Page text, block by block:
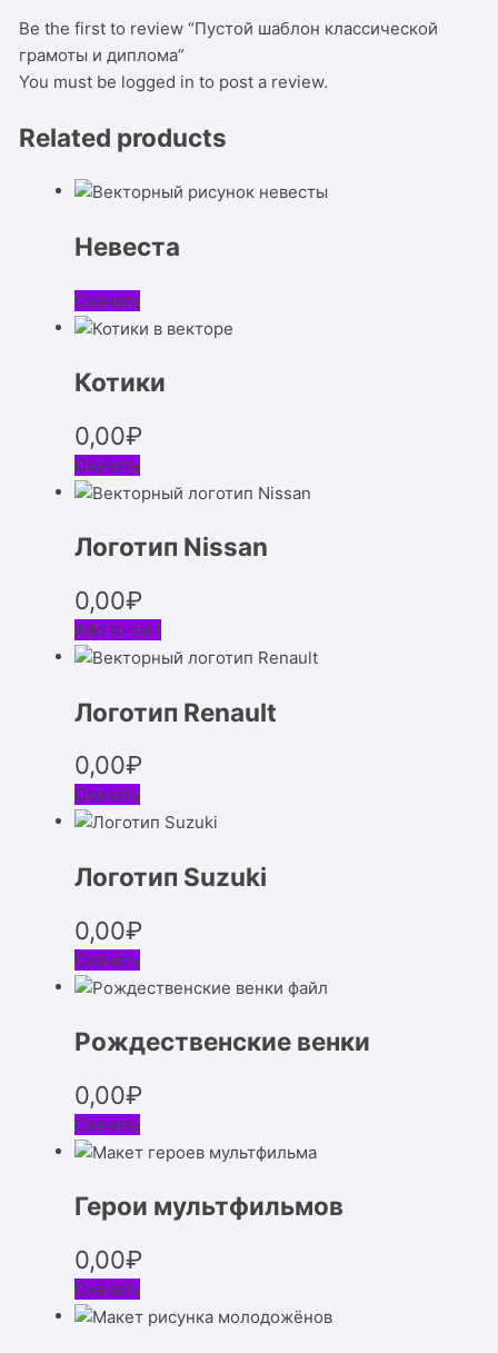
Be the first to review “Пустой шаблон классической
грамоты и диплома”
You must be logged in to post a review.
Related products
Невеста
Скачать
Котики
0,00₽
Скачать
Логотип Nissan
0,00₽
Add to cart
Логотип Renault
0,00₽
Скачать
Логотип Suzuki
0,00₽
Скачать
Рождественские венки
0,00₽
Скачать
Герои мультфильмов
0,00₽
Скачать